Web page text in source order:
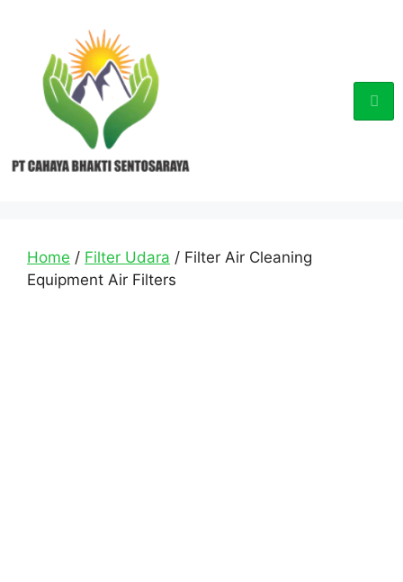
Home / Filter Udara / Filter Air Cleaning
Equipment Air Filters